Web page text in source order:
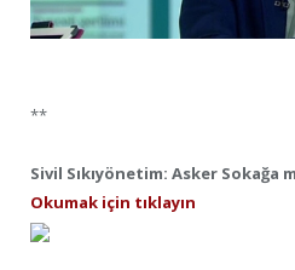
**
Sivil Sıkıyönetim: Asker Sokağa
Okumak için tıklayın